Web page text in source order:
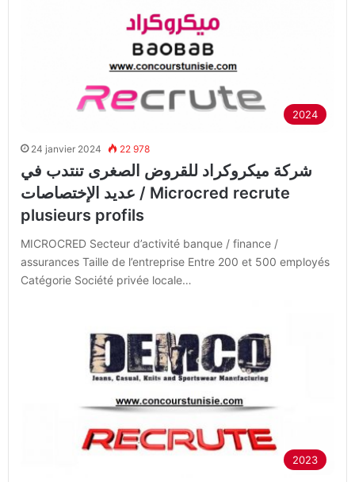
2024
24 janvier 2024 22 978
شركة ميكروكراد للقروض الصغرى تنتدب في
عديد الإختصاصات / Microcred recrute
plusieurs profils
MICROCRED Secteur d’activité banque / finance /
assurances Taille de l’entreprise Entre 200 et 500 employés
Catégorie Société privée locale…
2023